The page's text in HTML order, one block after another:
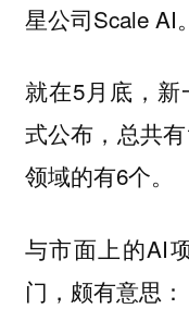
星公司Scale AI。
就在5月底，新
式公布，总共
领域的有6个。
与市面上的AI
门，颇有意思：